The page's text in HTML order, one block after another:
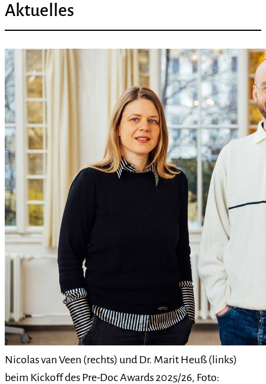
Aktuelles
Nicolas van Veen (rechts) und Dr. Marit Heuß (links)
beim Kickoff des Pre-Doc Awards 2025/26, Foto: